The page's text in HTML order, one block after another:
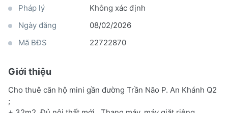
Pháp lý
Không xác định
Ngày đăng
08/02/2026
Mã BĐS
22722870
Giới thiệu
Cho thuê căn hộ mini gần đường Trần Não P. An Khánh Q2
;